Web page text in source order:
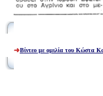
Βίντεο με ομιλία του Κώστα